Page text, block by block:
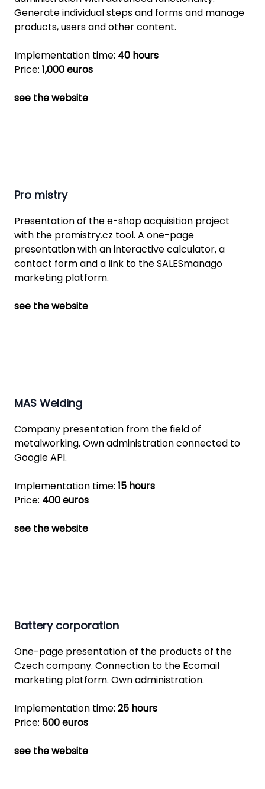
Generate individual steps and forms and manage
products, users and other content.
Implementation time: 40 hours
Price: 1,000 euros
see the website
Pro mistry
Presentation of the e-shop acquisition project
with the promistry.cz tool. A one-page
presentation with an interactive calculator, a
contact form and a link to the SALESmanago
marketing platform.
see the website
MAS Welding
Company presentation from the field of
metalworking. Own administration connected to
Google API.
Implementation time: 15 hours
Price: 400 euros
see the website
Battery corporation
One-page presentation of the products of the
Czech company. Connection to the Ecomail
marketing platform. Own administration.
Implementation time: 25 hours
Price: 500 euros
see the website